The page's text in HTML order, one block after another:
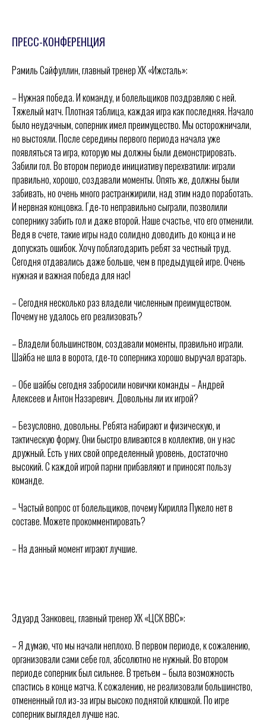
ПРЕСС-КОНФЕРЕНЦИЯ
Рамиль Сайфуллин, главный тренер ХК «Ижсталь»:
– Нужная победа. И команду, и болельщиков поздравляю с ней.
Тяжелый матч. Плотная таблица, каждая игра как последняя. Начало
было неудачным, соперник имел преимущество. Мы осторожничали,
но выстояли. После середины первого периода начала уже
появляться та игра, которую мы должны были демонстрировать.
Забили гол. Во втором периоде инициативу перехватили: играли
правильно, хорошо, создавали моменты. Опять же, должны были
забивать, но очень много растранжирили, над этим надо поработать.
И нервная концовка. Где-то неправильно сыграли, позволили
сопернику забить гол и даже второй. Наше счастье, что его отменили.
Ведя в счете, такие игры надо солидно доводить до конца и не
допускать ошибок. Хочу поблагодарить ребят за честный труд.
Сегодня отдавались даже больше, чем в предыдущей игре. Очень
нужная и важная победа для нас!
– Сегодня несколько раз владели численным преимуществом.
Почему не удалось его реализовать?
– Владели большинством, создавали моменты, правильно играли.
Шайба не шла в ворота, где-то соперника хорошо выручал вратарь.
– Обе шайбы сегодня забросили новички команды – Андрей
Алексеев и Антон Назаревич. Довольны ли их игрой?
– Безусловно, довольны. Ребята набирают и физическую, и
тактическую форму. Они быстро вливаются в коллектив, он у нас
дружный. Есть у них свой определенный уровень, достаточно
высокий. С каждой игрой парни прибавляют и приносят пользу
команде.
– Частый вопрос от болельщиков, почему Кирилла Пукело нет в
составе. Можете прокомментировать?
– На данный момент играют лучшие.
Эдуард Занковец, главный тренер ХК «ЦСК ВВС»:
– Я думаю, что мы начали неплохо. В первом периоде, к сожалению,
организовали сами себе гол, абсолютно не нужный. Во втором
периоде соперник был сильнее. В третьем – была возможность
спастись в конце матча. К сожалению, не реализовали большинство,
отмененный гол из-за игры высоко поднятой клюшкой. По игре
соперник выглядел лучше нас.
ХК «Ижсталь»
Тренерский штаб
НМХК«Прогресс »
Турнирная таблица
по хоккею
НМХЛ
КХЛ
Фото
Магазин
болельщиков
ООО «ХК «Ижсталь»
ОГРН 1261800004751, ИНН 1800050073
г. Ижевск, ул. Свободы, д. 82а